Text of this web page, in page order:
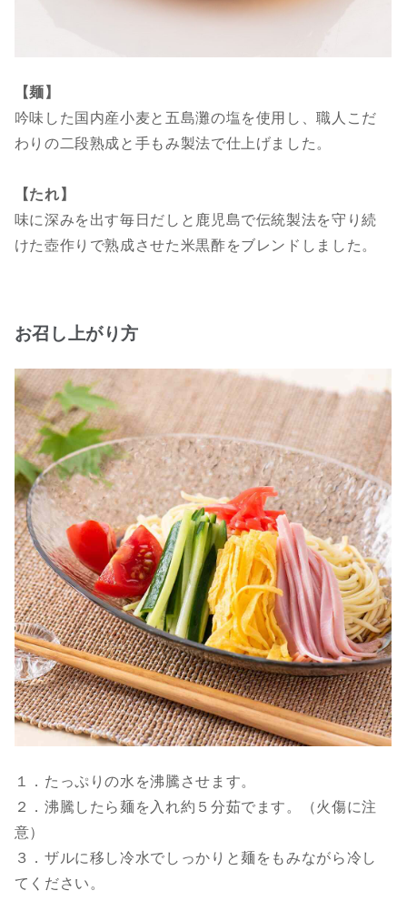
【麺】
吟味した国内産小麦と五島灘の塩を使用し、職人こだ
わりの二段熟成と手もみ製法で仕上げました。
【たれ】
味に深みを出す毎日だしと鹿児島で伝統製法を守り続
けた壺作りで熟成させた米黒酢をブレンドしました。
お召し上がり方
１．たっぷりの水を沸騰させます。
２．沸騰したら麺を入れ約５分茹でます。（火傷に注
意）
３．ザルに移し冷水でしっかりと麺をもみながら冷し
てください。